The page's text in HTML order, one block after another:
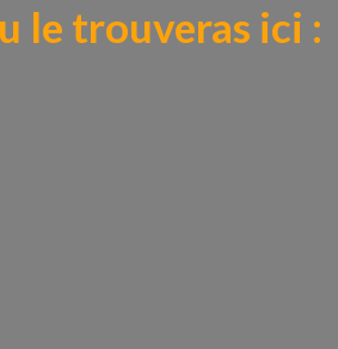
le trouveras ici :